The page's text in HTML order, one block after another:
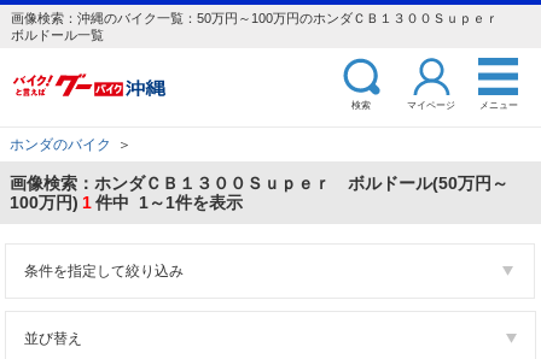
画像検索：沖縄のバイク一覧：50万円～100万円のホンダＣＢ１３００Ｓｕｐｅｒ
ボルドール一覧
検索 マイページ メニュー
ホンダのバイク ＞
画像検索：ホンダＣＢ１３００Ｓｕｐｅｒ ボルドール(50万円～
100万円) 1件中 1～1件を表示
条件を指定して絞り込み
並び替え